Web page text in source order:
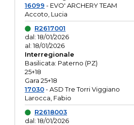
16099 - EVO' ARCHERY TEAM
Accoto, Lucia
R2617001
dal: 18/01/2026
al: 18/01/2026
Interregionale
Basilicata: Paterno (PZ)
25+18
Gara 25+18
17030- ASD Tre Torri Viggiano
Larocca, Fabio
R2618003
dal: 18/01/2026